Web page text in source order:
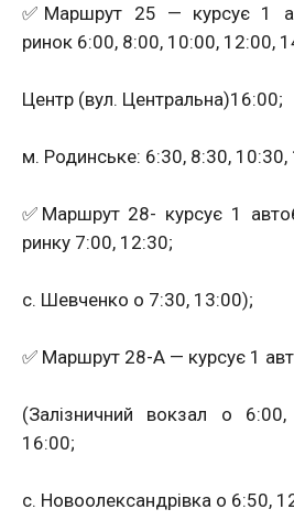
✅Маршрут 25 — курсує 1
ринок 6:00, 8:00, 10:00, 12:00,
Центр (вул. Центральна)16:00;
м. Родинське: 6:30, 8:30,
✅Маршрут 28- курсує 1
ринку 7:00, 12:30;
с. Шевченко о 7:30, 13:00);
✅ Маршрут 28-А — курсує 1
(Залізничний вокзал о
16:00;
с. Новоолександрівка о 6:50,